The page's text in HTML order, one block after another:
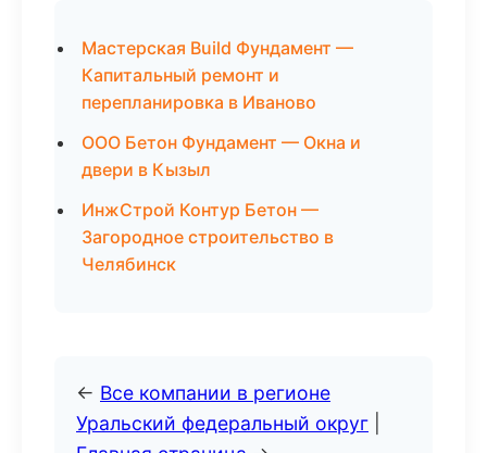
Мастерская Build Фундамент —
Капитальный ремонт и
перепланировка в Иваново
ООО Бетон Фундамент — Окна и
двери в Кызыл
ИнжСтрой Контур Бетон —
Загородное строительство в
Челябинск
← Все компании в регионе
Уральский федеральный округ